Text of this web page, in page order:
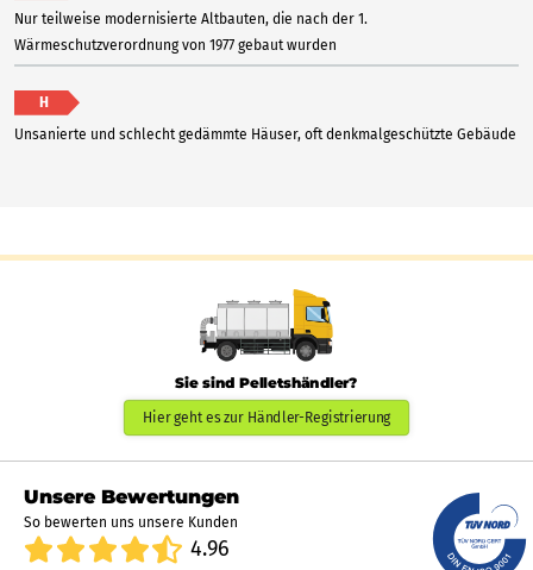
Nur teilweise modernisierte Altbauten, die nach der 1.
Wärmeschutzverordnung von 1977 gebaut wurden
H
Unsanierte und schlecht gedämmte Häuser, oft denkmalgeschützte Gebäude
Sie sind Pelletshändler?
Hier geht es zur Händler-Registrierung
Unsere Bewertungen
So bewerten uns unsere Kunden
4.96